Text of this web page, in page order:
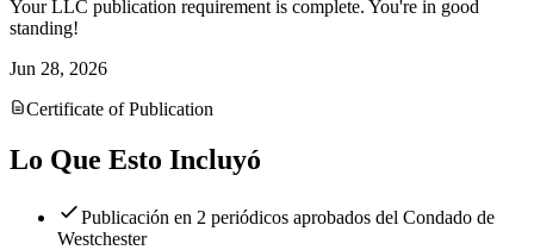
Your LLC publication requirement is complete. You're in good
standing!
Jun 28, 2026
Certificate of Publication
Lo Que Esto Incluyó
Publicación en 2 periódicos aprobados del Condado de
Westchester